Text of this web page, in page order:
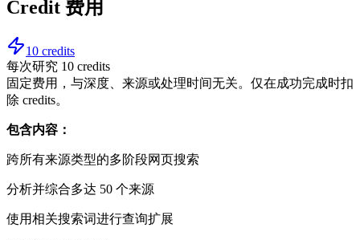
Credit 费用
10 credits
每次研究 10 credits
固定费用，与深度、来源或处理时间无关。仅在成功完成时扣
除 credits。
包含内容：
跨所有来源类型的多阶段网页搜索
分析并综合多达 50 个来源
使用相关搜索词进行查询扩展